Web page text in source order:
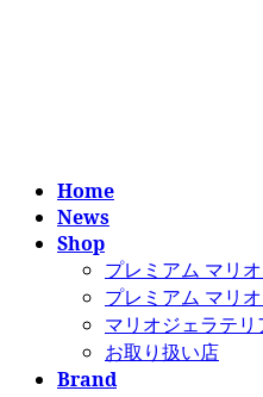
Home
News
Shop
プレミアム マリ
プレミアム マリ
マリオジェラテ
お取り扱い店
Brand